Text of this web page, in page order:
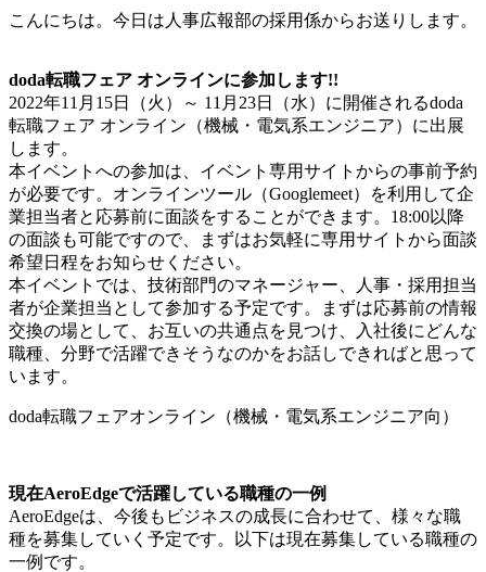
こんにちは。今日は人事広報部の採用係からお送りします。
doda転職フェア オンラインに参加します!!
2022年11月15日（火）～ 11月23日（水）に開催されるdoda
転職フェア オンライン（機械・電気系エンジニア）に出展
します。
本イベントへの参加は、イベント専用サイトからの事前予約
が必要です。オンラインツール（Googlemeet）を利用して企
業担当者と応募前に面談をすることができます。18:00以降
の面談も可能ですので、まずはお気軽に専用サイトから面談
希望日程をお知らせください。
本イベントでは、技術部門のマネージャー、人事・採用担当
者が企業担当として参加する予定です。まずは応募前の情報
交換の場として、お互いの共通点を見つけ、入社後にどんな
職種、分野で活躍できそうなのかをお話しできればと思って
います。
doda転職フェアオンライン（機械・電気系エンジニア向）
現在AeroEdgeで活躍している職種の一例
AeroEdgeは、今後もビジネスの成長に合わせて、様々な職
種を募集していく予定です。以下は現在募集している職種の
一例です。